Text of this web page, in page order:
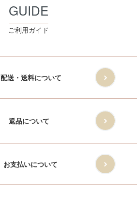
GUIDE
ご利用ガイド
配送・送料について
返品について
お支払いについて